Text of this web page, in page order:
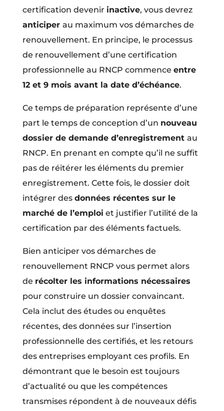
certification devenir inactive, vous devrez
anticiper au maximum vos démarches de
renouvellement. En principe, le processus
de renouvellement d’une certification
professionnelle au RNCP commence entre
12 et 9 mois avant la date d’échéance.
Ce temps de préparation représente d’une
part le temps de conception d’un nouveau
dossier de demande d’enregistrement au
RNCP. En prenant en compte qu’il ne suffit
pas de réitérer les éléments du premier
enregistrement. Cette fois, le dossier doit
intégrer des données récentes sur le
marché de l’emploi et justifier l’utilité de la
certification par des éléments factuels.
Bien anticiper vos démarches de
renouvellement RNCP vous permet alors
de récolter les informations nécessaires
pour construire un dossier convaincant.
Cela inclut des études ou enquêtes
récentes, des données sur l’insertion
professionnelle des certifiés, et les retours
des entreprises employant ces profils. En
démontrant que le besoin est toujours
d’actualité ou que les compétences
transmises répondent à de nouveaux défis